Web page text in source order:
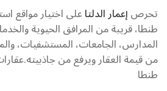
تحرصإعمار الدلتاعلى اختيار مواقع
طنطا، قريبة من المرافق الحيوية
المدارس، الجامعات، المستشفيات،
من قيمة العقار ويرفع من
طنطا